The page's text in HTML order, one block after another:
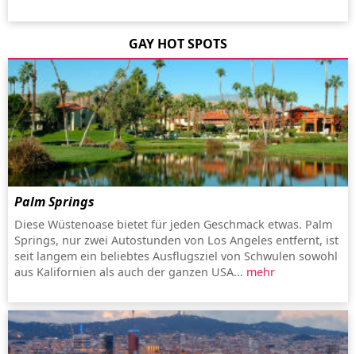
GAY HOT SPOTS
Palm Springs
Diese Wüstenoase bietet für jeden Geschmack etwas. Palm
Springs, nur zwei Autostunden von Los Angeles entfernt, ist
seit langem ein beliebtes Ausflugsziel von Schwulen sowohl
aus Kalifornien als auch der ganzen USA... mehr